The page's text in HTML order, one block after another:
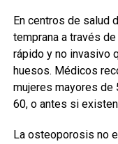
En centros de salud
temprana a través
rápido y no invasivo
huesos. Médicos
mujeres mayores de
60, o antes si
La osteoporosis no